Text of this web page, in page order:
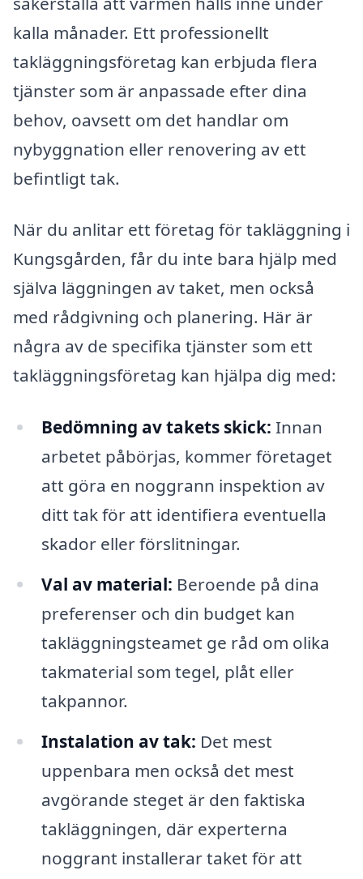
kalla månader. Ett professionellt
takläggningsföretag kan erbjuda flera
tjänster som är anpassade efter dina
behov, oavsett om det handlar om
nybyggnation eller renovering av ett
befintligt tak.
När du anlitar ett företag för takläggning i
Kungsgården, får du inte bara hjälp med
själva läggningen av taket, men också
med rådgivning och planering. Här är
några av de specifika tjänster som ett
takläggningsföretag kan hjälpa dig med:
Bedömning av takets skick: Innan
arbetet påbörjas, kommer företaget
att göra en noggrann inspektion av
ditt tak för att identifiera eventuella
skador eller förslitningar.
Val av material: Beroende på dina
preferenser och din budget kan
takläggningsteamet ge råd om olika
takmaterial som tegel, plåt eller
takpannor.
Instalation av tak: Det mest
uppenbara men också det mest
avgörande steget är den faktiska
takläggningen, där experterna
noggrant installerar taket för att